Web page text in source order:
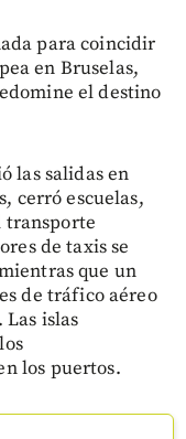
para coincidir
en Bruselas,
el destino
las salidas en
cerró escuelas,
transporte
de taxis se
que un
de tráfico aéreo
Las islas
los puertos.